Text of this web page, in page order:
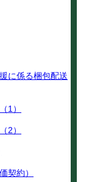
に係る梱包配送
1）
2）
契約）